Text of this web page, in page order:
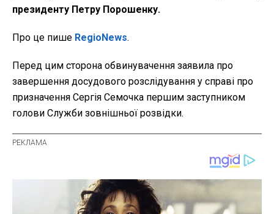
президенту Петру Порошенку.
Про це пише RegioNews.
Перед цим сторона обвинувачення заявила про
завершення досудового розслідування у справі про
призначення Сергія Семочка першим заступником
голови Служби зовнішньої розвідки.